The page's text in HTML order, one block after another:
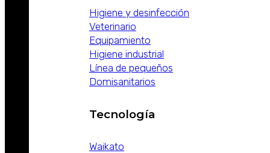
Higiene y desinfección
Veterinario
Equipamiento
Higiene industrial
Línea de pequeños
Domisanitarios
Tecnología
Waikato